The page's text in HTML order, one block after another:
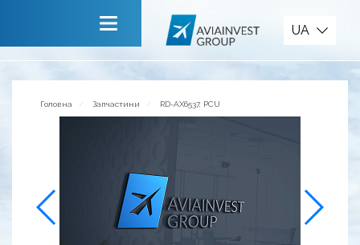
Зворотній зв’язок
UA
Головна Запчастини RD-AX6537, PCU